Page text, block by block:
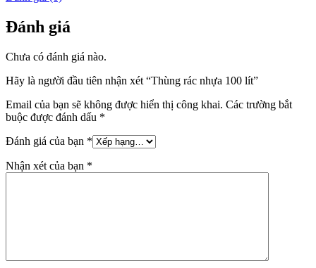
Đánh giá
Chưa có đánh giá nào.
Hãy là người đầu tiên nhận xét “Thùng rác nhựa 100 lít”
Email của bạn sẽ không được hiển thị công khai. Các trường bắt
buộc được đánh dấu *
Đánh giá của bạn *
Nhận xét của bạn *